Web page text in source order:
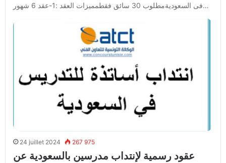
فى السعوديةمطلوب 30 سائق فقطمميزات العقد :1-عقد 6 شهور…
24 juillet 2024 267 975
عقود رسمية لإنتداب مدرسين بالسعودية عن